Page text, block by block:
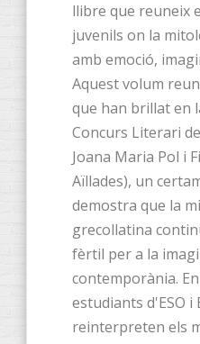
llibre que reuneix
juvenils on la
amb emoció,
Aquest volum
que han brillat en
Concurs Literari
Joana Maria Pol i
Aïllades), un
demostra que la
grecollatina
fèrtil per a la
contemporània.
estudiants d'ESO
reinterpreten els